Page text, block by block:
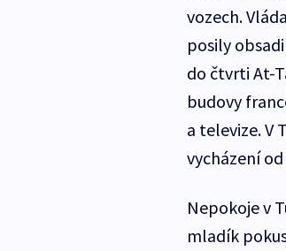
vozech.
posily
do čtvrti At-
budovy
a televize. V
vycházení
Nepokoje v
mladík